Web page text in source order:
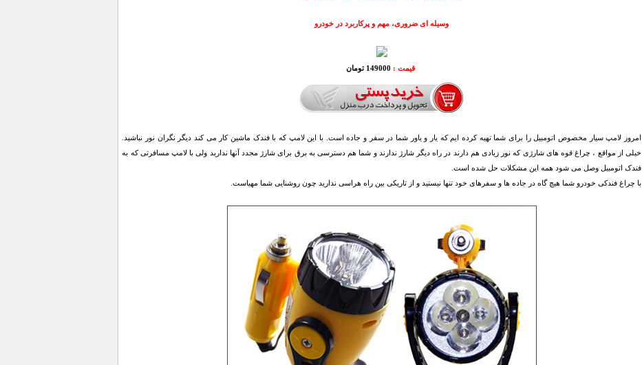
وسیله ای ضروری، مهم و پرکاربرد در خودرو
قیمت : 149000 تومان
امروز لامپ سیار مخصوص اتومبیل را برای شما تهیه کرده ایم که یار و یاور شما در سفر و جاده است. با این لامپ که با فندک ماشین کار می کند دیگر نگران نور نباشید.
خیلی از مواقع ، چراغ قوه های شارژی که نور زیادی هم دارند در راه دیگر شارژ ندارند و شما هم دسترسی به برق برای شارژ مجدد آنها ندارید ولی با لامپ مسافرتی که به
فندک اتومبیل وصل می شود همه این مشکلات حل شده است.
با چراغ فندکی خودرو شما هیچ گاه در جاده ها و سفرهای خود تنها نیستید و از تاریکی بین راه هراسی ندارید چون روشنایی شما مهیاست.